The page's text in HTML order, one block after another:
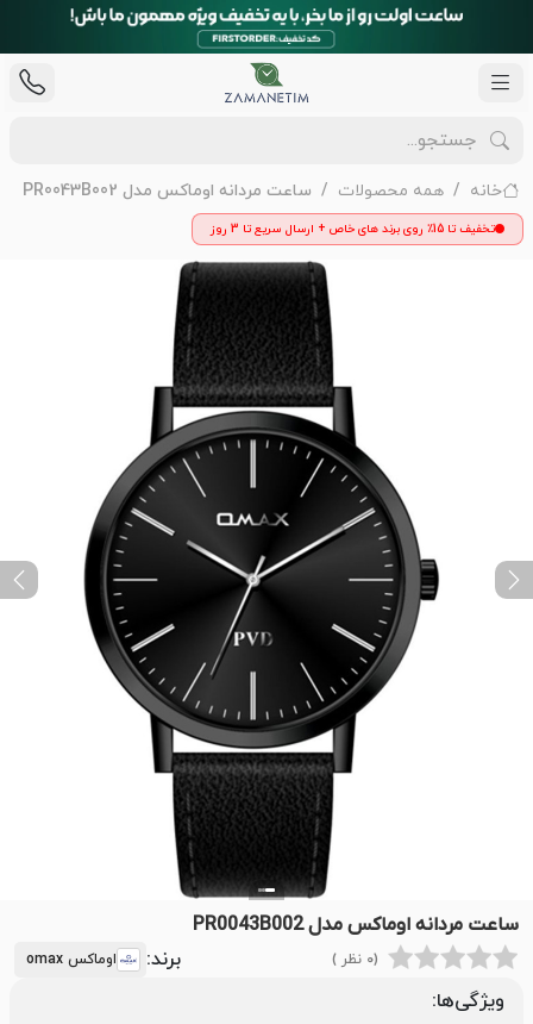
خانه همه محصولات ساعت مردانه اوماکس مدل PR0043B002
تخفیف تا 15٪ روی برند های خاص + ارسال سریع تا 3 روز
Previous
ساعت مردانه اوماکس مدل PR0043B002
(0 نظر ) برند: اوماکس omax
ویژگی‌ها: